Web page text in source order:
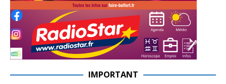
IMPORTANT